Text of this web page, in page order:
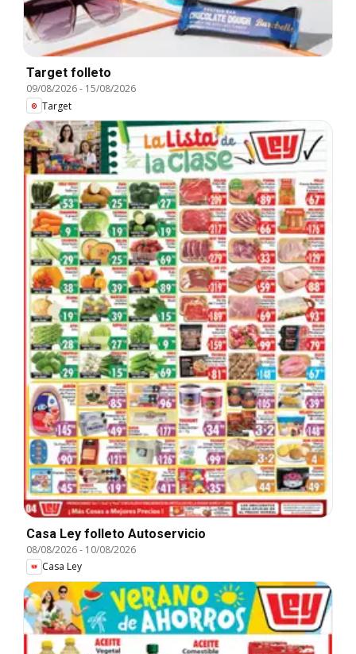
Target folleto
09/08/2026- 15/08/2026
Target
Casa Ley folleto Autoservicio
08/08/2026- 10/08/2026
Casa Ley